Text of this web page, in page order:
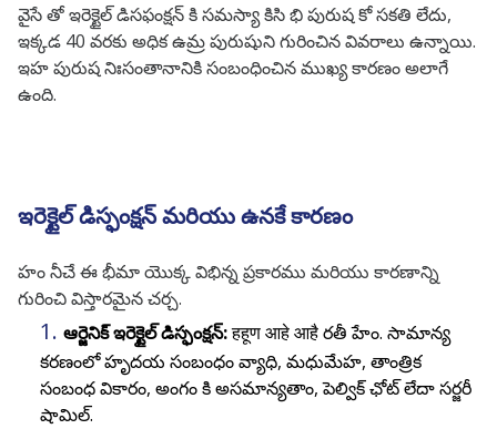
వైసే తో ఇరెక్టైల్ డిసఫంక్షన్ కి సమస్యా కిసి భి పురుష కో సకతి లేదు,
ఇక్కడ 40 వరకు అధిక ఉమ్ర పురుషుని గురించిన వివరాలు ఉన్నాయి.
ఇహ పురుష నిఃసంతానానికి సంబంధించిన ముఖ్య కారణం అలాగే
ఉంది.
ఇరెక్టైల్ డిస్ఫంక్షన్ మరియు ఉనకే కారణం
హం నీచే ఈ భీమా యొక్క విభిన్న ప్రకారము మరియు కారణాన్ని
గురించి విస్తారమైన చర్చ.
ఆర్జెనిక్ ఇరెక్టైల్ డిస్ఫంక్షన్:हहूण आहे आहै రతీ హేం. సామాన్య
కరణంలో హృదయ సంబంధం వ్యాధి, మధుమేహ, తాంత్రిక
సంబంధ వికారం, అంగం కి అసమాన్యతాం, పెల్విక్ ఛోట్ లేదా సర్జరీ
షామిల్.